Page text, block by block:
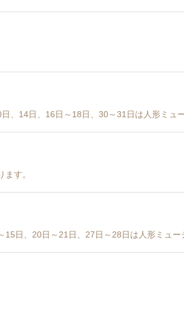
、14日、16日～18日、30～31日は人形ミュ
す。
日、20日～21日、27日～28日は人形ミュー